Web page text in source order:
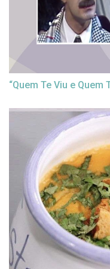
“Quem Te Viu e